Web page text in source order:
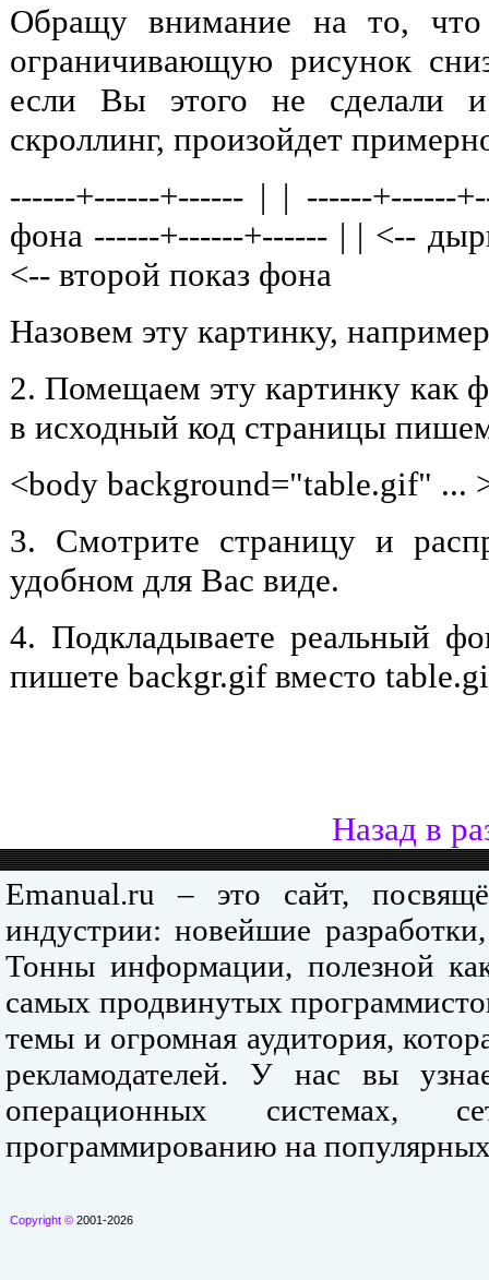
Обращу внимание на то,
ограничивающую рисунок
если Вы этого не сделали
скроллинг, произойдет
------+------+------ | | ------+------
фона ------+------+------ | | <--
<-- второй показ фона
Назовем эту картинку,
2. Помещаем эту картинку как
в исходный код страницы
<body background="table.gif" ...
3. Смотрите страницу и
удобном для Вас виде.
4. Подкладываете реальный
пишете backgr.gif вместо
Назад в
Emanual.ru – это сайт,
индустрии: новейшие
Тонны информации, полезной
самых продвинутых
темы и огромная аудитория,
рекламодателей. У нас вы
операционных системах,
программированию на
Copyright © 2001-2026